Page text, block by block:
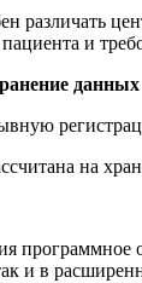
различать
и
данных
на
программное
и в